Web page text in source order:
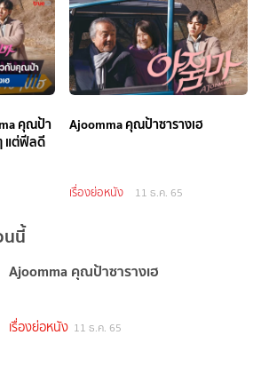
คุณป้า
แต่ฟีลดี
Ajoomma คุณป้าซารางเฮ
เรื่องย่อหนัง 11 ธ.ค. 65
นนี้
Ajoomma คุณป้าซารางเฮ
เรื่องย่อหนัง 11 ธ.ค. 65